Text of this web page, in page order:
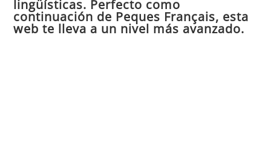
lingüísticas. Perfecto como
continuación de Peques Français, esta
web te lleva a un nivel más avanzado.